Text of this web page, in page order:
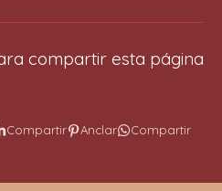
compartir esta página
Compartir Anclar Compartir